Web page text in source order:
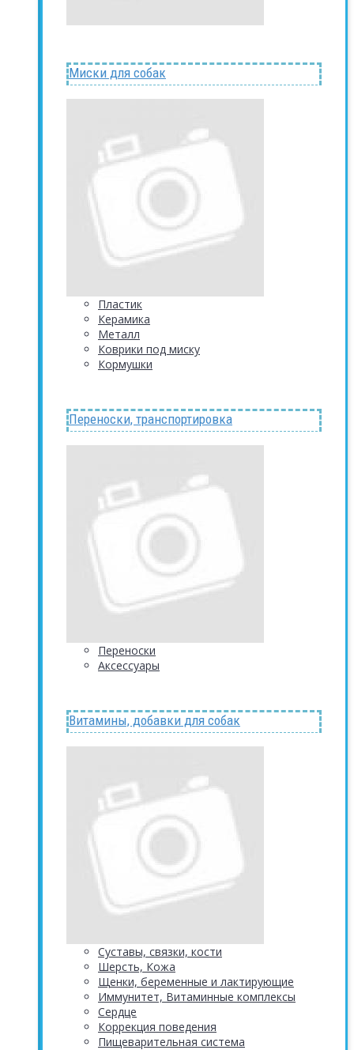
Миски для собак
Пластик
Керамика
Металл
Коврики под миску
Кормушки
Переноски, транспортировка
Переноски
Аксессуары
Витамины, добавки для собак
Суставы, связки, кости
Шерсть, Кожа
Щенки, беременные и лактирующие
Иммунитет, Витаминные комплексы
Сердце
Коррекция поведения
Пищеварительная система